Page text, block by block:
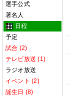
選手公式
著名人
日程
予定
試合 (2)
テレビ放送 (1)
ラジオ放送
イベント (2)
誕生日 (8)